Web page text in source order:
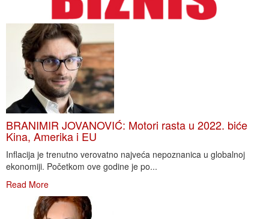
BRANIMIR JOVANOVIĆ: Motori rasta u 2022. biće
Kina, Amerika i EU
Inflacija je trenutno verovatno najveća nepoznanica u globalnoj
ekonomiji. Početkom ove godine je po...
Read More